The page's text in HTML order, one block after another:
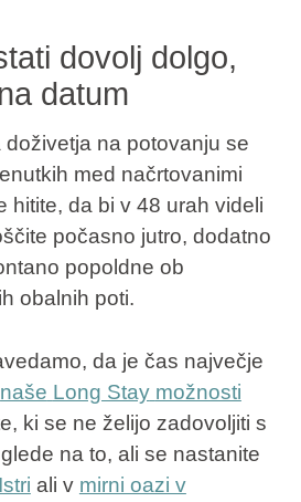
dovolj dolgo,
datum
na potovanju se
med načrtovanimi
hitite, da bi v 48 urah videli
počasno jutro, dodatno
popoldne ob
obalnih poti.
da je čas največje
naše Long Stay možnosti
ki se ne želijo zadovoljiti s
na to, ali se nastanite
ali v mirni oazi v